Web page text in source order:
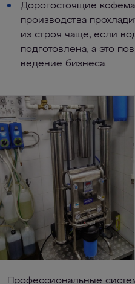
Дорогостоящие
производства
из строя чаще, если
подготовлена, а это
ведение бизнеса.
Профессиональные